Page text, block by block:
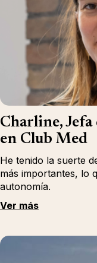
Charline, Jefa
en Club Med
He tenido la suerte
más importantes, lo
autonomía.
Ver más